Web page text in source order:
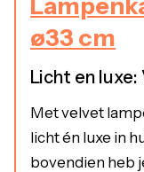
ø33 cm
Licht en
Met velvet
licht én luxe in
bovendien heb